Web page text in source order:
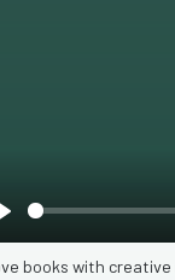
books with creative